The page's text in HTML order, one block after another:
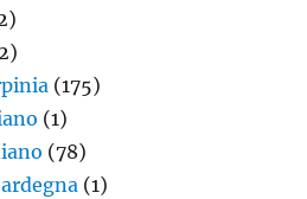
(175)
(1)
(78)
(1)